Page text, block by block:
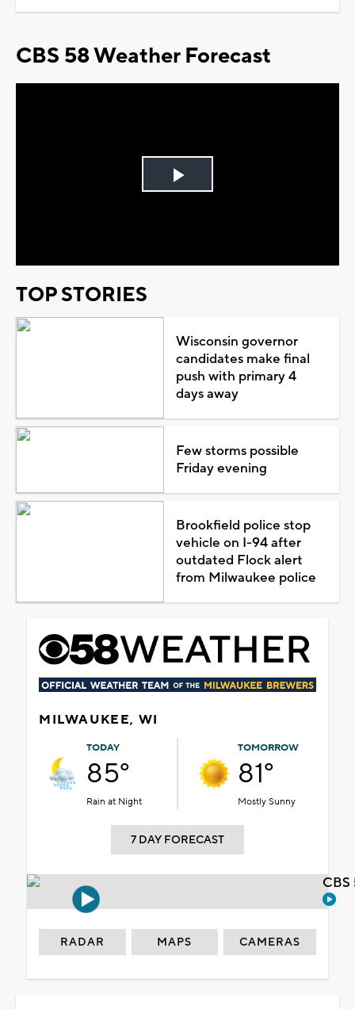
CBS 58 Weather Forecast
Play
TOP STORIES
Wisconsin governor
candidates make final
push with primary 4
days away
Few storms possible
Friday evening
Brookfield police stop
vehicle on I-94 after
outdated Flock alert
from Milwaukee police
MILWAUKEE, WI
TODAY
85°
Rain at Night
TOMORROW
81°
Mostly Sunny
7 DAY FORECAST
RADAR MAPS CAMERAS